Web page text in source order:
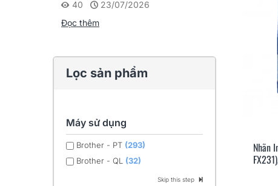
40
23/07/2026
Đọc thêm
cứu trọn đời
20/
Lọc sản phẩm
Máy sử dụng
Brother - PT (293)
Brother - QL (32)
Skip this step
Nhãn